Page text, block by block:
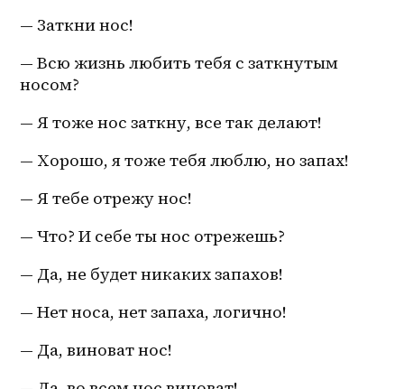
— Заткни нос!
— Всю жизнь любить тебя с заткнутым
носом?
— Я тоже нос заткну, все так делают!
— Хорошо, я тоже тебя люблю, но запах!
— Я тебе отрежу нос!
— Что? И себе ты нос отрежешь?
— Да, не будет никаких запахов!
— Нет носа, нет запаха, логично!
— Да, виноват нос!